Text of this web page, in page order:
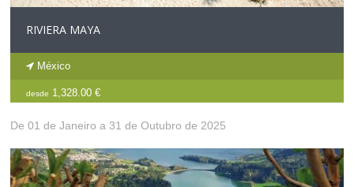
RIVIERA MAYA
México
desde 1,328.00 €
De 01 de Janeiro a 31 de Outubro de 2025